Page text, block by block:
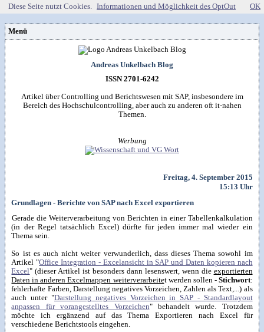
Menü
unkelbach.expert
Internet (149)
Office (90)
Apps für Android
Webempfehlungen
Workshop & Seminar
Autorenleben
Weitere Projekte
Datenschutzerklärung
Andreas Unkelbach Blog
ISSN 2701-6242
Artikel über Controlling und Berichtswesen mit SAP, insbesondere im
Bereich des Hochschulcontrolling, aber auch zu anderen oft it-nahen
Themen.
Werbung
Freitag, 4. September 2015
15:13 Uhr
Grundlagen - Berichte von SAP nach Excel exportieren
Gerade die Weiterverarbeitung von Berichten in einer Tabellenkalkulation
(in der Regel tatsächlich Excel) dürfte für jeden immer mal wieder ein
Thema sein.
So ist es auch nicht weiter verwunderlich, dass dieses Thema sowohl im
Artikel "Office Integration - Excelansicht in SAP und Daten kopieren nach
Excel" (dieser Artikel ist besonders dann lesenswert, wenn die exportierten
Daten in anderen Excelmappen weiterverarbeitet werden sollen - Stichwort:
fehlerhafte Farben, Darstellung negatives Vorzeichen, Zahlen als Text,...) als
auch unter "Darstellung negatives Vorzeichen in SAP - Standardlayout
anpassen für vorangestelltes Vorzeichen" behandelt wurde. Trotzdem
möchte ich ergänzend auf das Thema Exportieren nach Excel für
verschiedene Berichtstools eingehen.
Diese Seite nutzt Cookies. Informationen und Möglichkeit des OptOut OK